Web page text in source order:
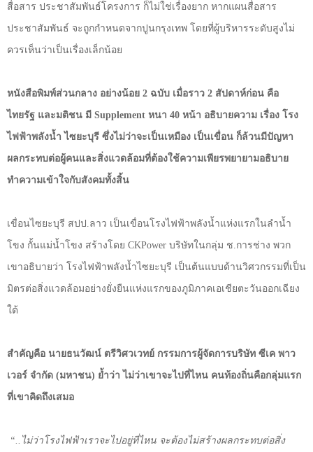
สื่อสาร ประชาสัมพันธ์โครงการ ก็ไม่ใช่เรื่องยาก หากแผนสื่อสาร
ประชาสัมพันธ์ จะถูกกำหนดจากปูนกรุงเทพ โดยที่ผู้บริหารระดับสูงไม่
ควรเห็นว่าเป็นเรื่องเล็กน้อย
หนังสือพิมพ์ส่วนกลาง อย่างน้อย 2 ฉบับ เมื่อราว 2 สัปดาห์ก่อน คือ
ไทยรัฐ และมติชน มี Supplement หนา 40 หน้า อธิบายความ เรื่อง โรง
ไฟฟ้าพลังน้ำ ไซยะบุรี ซึ่งไม่ว่าจะเป็นเหมือง เป็นเขื่อน ก็ล้วนมีปัญหา
ผลกระทบต่อผู้คนและสิ่งแวดล้อมที่ต้องใช้ความเพียรพยายามอธิบาย
ทำความเข้าใจกับสังคมทั้งสิ้น
เขื่อนไซยะบุรี สปป.ลาว เป็นเขื่อนโรงไฟฟ้าพลังน้ำแห่งแรกในลำน้ำ
โขง กั้นแม่น้ำโขง สร้างโดย CKPower บริษัทในกลุ่ม ช.การช่าง พวก
เขาอธิบายว่า โรงไฟฟ้าพลังน้ำไซยะบุรี เป็นต้นแบบด้านวิศวกรรมที่เป็น
มิตรต่อสิ่งแวดล้อมอย่างยั่งยืนแห่งแรกของภูมิภาคเอเชียตะวันออกเฉียง
ใต้
สำคัญคือ นายธนวัฒน์ ตรีวิศวเวทย์ กรรมการผู้จัดการบริษัท ซีเค พาว
เวอร์ จำกัด (มหาชน) ย้ำว่า ไม่ว่าเขาจะไปที่ไหน คนท้องถิ่นคือกลุ่มแรก
ที่เขาคิดถึงเสมอ
“..ไม่ว่าโรงไฟฟ้าเราจะไปอยู่ที่ไหน จะต้องไม่สร้างผลกระทบต่อสิ่ง